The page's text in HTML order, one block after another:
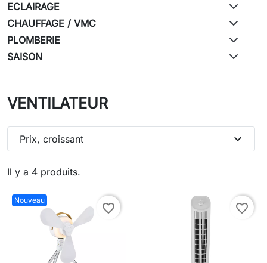
ECLAIRAGE
CHAUFFAGE / VMC
PLOMBERIE
SAISON
VENTILATEUR
Il y a 4 produits.
Prix, croissant expand_more
Nouveau
favorite_border favorite_border